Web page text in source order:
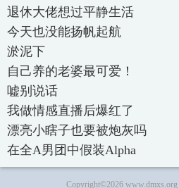
退休大佬想过平静生活
今天也没能扬帆起航
淤泥下
自己养的老婆最可爱！
嘘别说话
我做情感直播后爆红了
漂亮小瞎子也要被炮灰吗
在全A男团中假装Alpha
Copyright©2026 www.dmxs.org |